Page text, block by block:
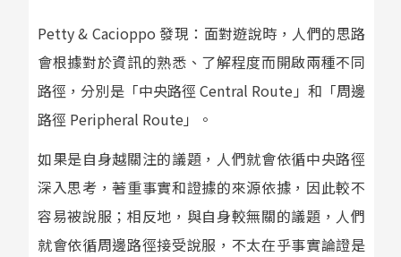
Petty & Cacioppo 發現：面對遊說時，人們的思路
會根據對於資訊的熟悉、了解程度而開啟兩種不同
路徑，分別是「中央路徑 Central Route」和「周邊
路徑 Peripheral Route」。
如果是自身越關注的議題，人們就會依循中央路徑
深入思考，著重事實和證據的來源依據，因此較不
容易被說服；相反地，與自身較無關的議題，人們
就會依循周邊路徑接受說服，不太在乎事實論證是